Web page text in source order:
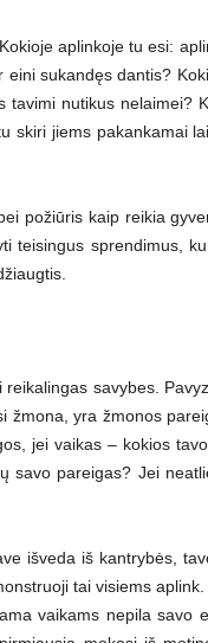
aplinkoje tu esi:
sukandęs dantis?
nutikus nelaimei?
skiri jiems pakankamai
požiūris kaip reikia
teisingus sprendimus,
savybes.
yra žmonos
jei vaikas – kokios
pareigas? Jei
išveda iš kantrybės,
tai visiems
vaikams nepila savo